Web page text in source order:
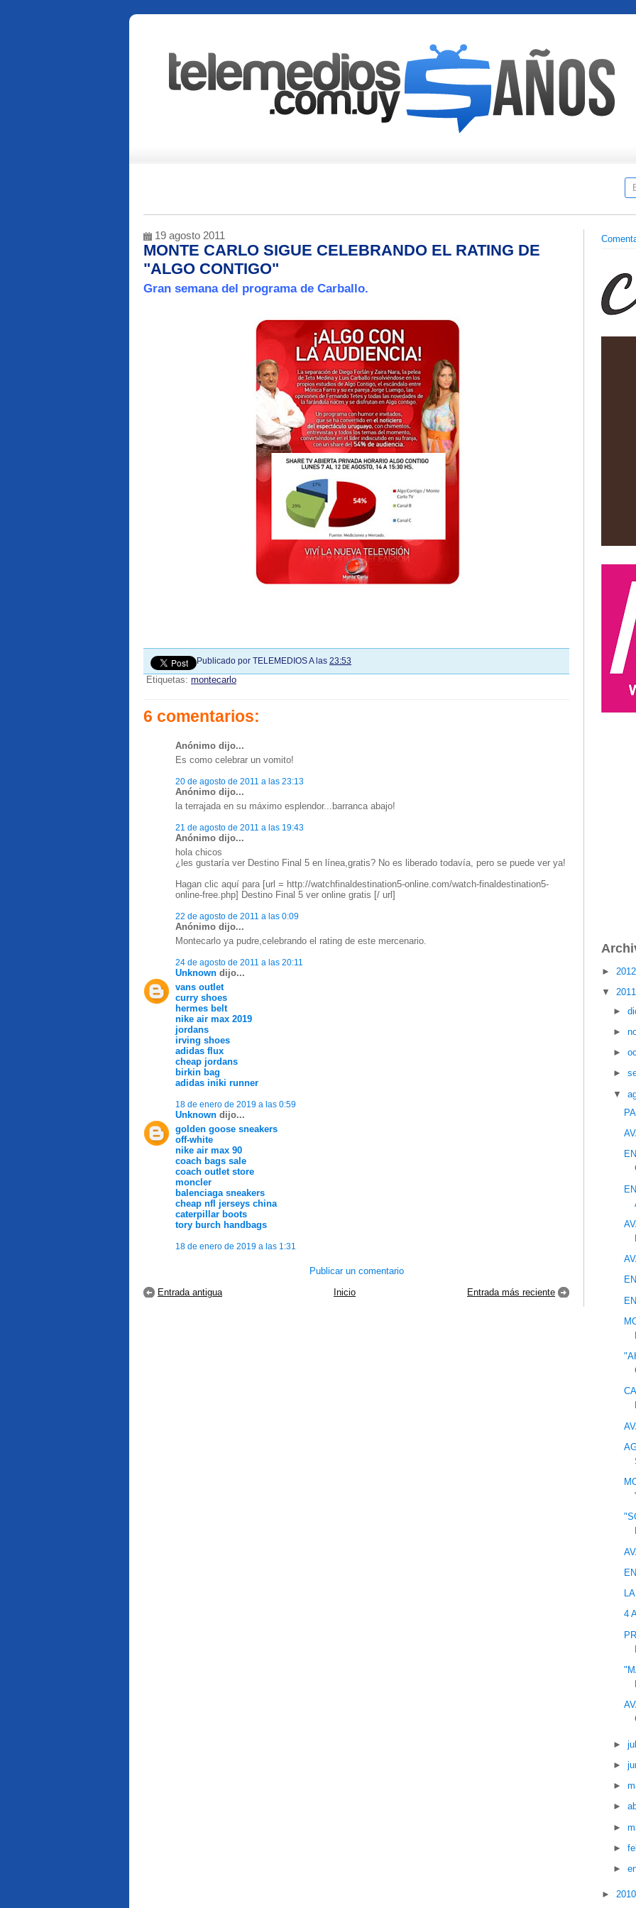
19 agosto 2011
MONTE CARLO SIGUE CELEBRANDO EL RATING DE
"ALGO CONTIGO"
Gran semana del programa de Carballo.
Publicado por TELEMEDIOSA las 23:53
Etiquetas: montecarlo
6 comentarios:
Anónimo dijo...
Es como celebrar un vomito!
20 de agosto de 2011 a las 23:13
Anónimo dijo...
la terrajada en su máximo esplendor...barranca abajo!
21 de agosto de 2011 a las 19:43
Anónimo dijo...
hola chicos
¿les gustaría ver Destino Final 5 en línea,gratis? No es liberado todavía, pero se puede ver ya!
Hagan clic aquí para [url = http://watchfinaldestination5-online.com/watch-finaldestination5-
online-free.php] Destino Final 5 ver online gratis [/ url]
22 de agosto de 2011 a las 0:09
Anónimo dijo...
Montecarlo ya pudre,celebrando el rating de este mercenario.
24 de agosto de 2011 a las 20:11
Unknown dijo...
vans outlet
curry shoes
hermes belt
nike air max 2019
jordans
irving shoes
adidas flux
cheap jordans
birkin bag
adidas iniki runner
18 de enero de 2019 a las 0:59
Unknown dijo...
golden goose sneakers
off-white
nike air max 90
coach bags sale
coach outlet store
moncler
balenciaga sneakers
cheap nfl jerseys china
caterpillar boots
tory burch handbags
18 de enero de 2019 a las 1:31
Publicar un comentario
Entrada más reciente
Entrada antigua Inicio
►
▼
►
►
►
►
▼
4
►
►
►
►
►
►
►
►